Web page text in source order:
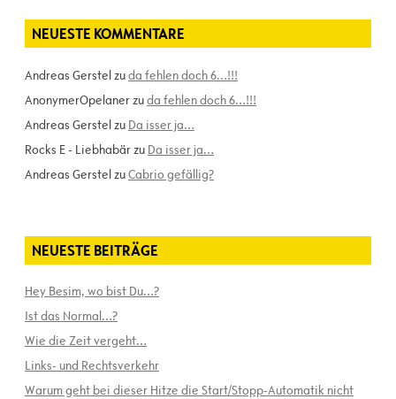
NEUESTE KOMMENTARE
Andreas Gerstelzuda fehlen doch 6…!!!
AnonymerOpelanerzuda fehlen doch 6…!!!
Andreas Gerstelzu Da isser ja…
Rocks E - Liebhabärzu Da isser ja…
Andreas GerstelzuCabrio gefällig?
NEUESTE BEITRÄGE
Hey Besim, wo bist Du…?
Ist das Normal…?
Wie die Zeit vergeht…
Links- und Rechtsverkehr
Warum geht bei dieser Hitze die Start/Stopp-Automatik nicht